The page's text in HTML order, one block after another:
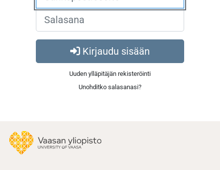
Kirjaudu sisään
Uuden ylläpitäjän rekisteröinti
Unohditko salasanasi?